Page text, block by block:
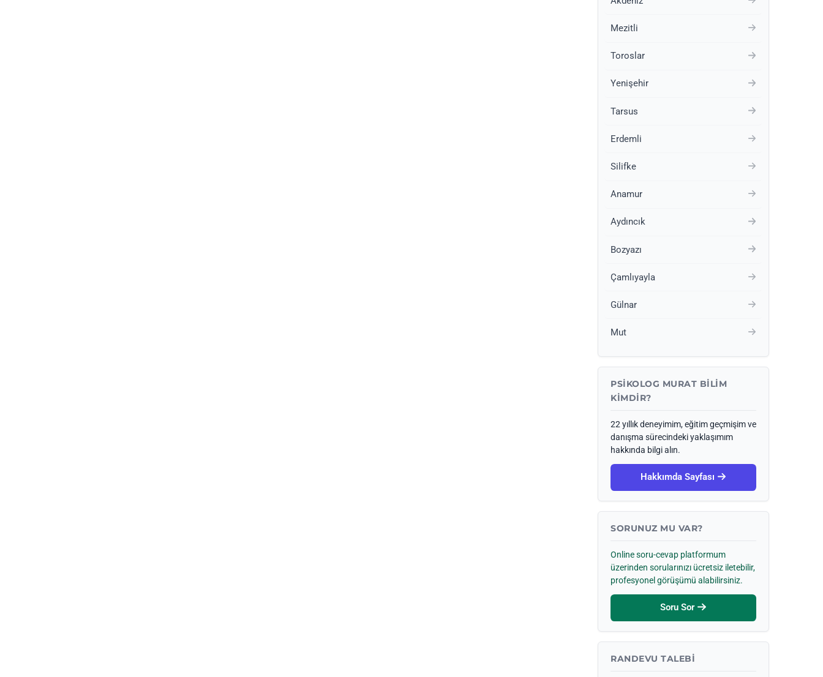
Mezitli
Toroslar
Yenişehir
Tarsus
Erdemli
Silifke
Anamur
Aydıncık
Bozyazı
Çamlıyayla
Gülnar
Mut
PSIKOLOG MURAT BILIM
KIMDIR?
22 yıllık deneyimim, eğitim geçmişim ve
danışma sürecindeki yaklaşımım
hakkında bilgi alın.
Hakkımda Sayfası
SORUNUZ MU VAR?
Online soru-cevap platformum
üzerinden sorularınızı ücretsiz iletebilir,
profesyonel görüşümü alabilirsiniz.
Soru Sor
RANDEVU TALEBI